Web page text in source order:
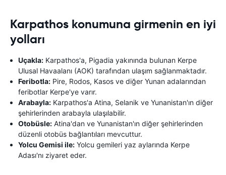
Karpathos konumuna girmenin en iyi
yolları
Uçakla: Karpathos'a, Pigadia yakınında bulunan Kerpe
Ulusal Havaalanı (AOK) tarafından ulaşım sağlanmaktadır.
Feribotla: Pire, Rodos, Kasos ve diğer Yunan adalarından
feribotlar Kerpe'ye varır.
Arabayla: Karpathos'a Atina, Selanik ve Yunanistan'ın diğer
şehirlerinden arabayla ulaşılabilir.
Otobüsle: Atina'dan ve Yunanistan'ın diğer şehirlerinden
düzenli otobüs bağlantıları mevcuttur.
Yolcu Gemisi ile: Yolcu gemileri yaz aylarında Kerpe
Adası'nı ziyaret eder.